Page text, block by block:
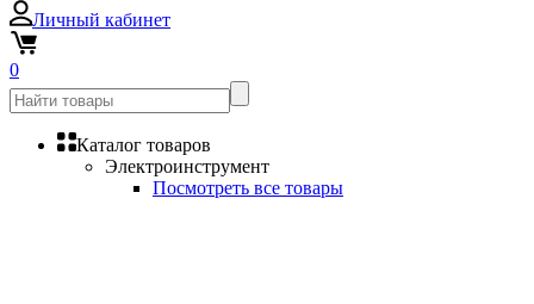
Личный кабинет
0
Каталог товаров
Электроинструмент
Посмотреть все товары